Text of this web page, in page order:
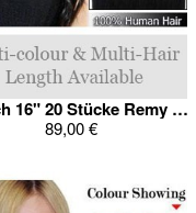
Lieblich 16" 20 Stücke Remy Haar Tape In Haarverlängerung
89,00 €